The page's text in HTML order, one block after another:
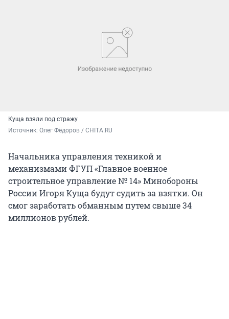
Куща взяли под стражу
Источник: Олег Фёдоров / CHITA.RU
Начальника управления техникой и
механизмами ФГУП «Главное военное
строительное управление № 14» Минобороны
России Игоря Куща будут судить за взятки. Он
смог заработать обманным путем свыше 34
миллионов рублей.